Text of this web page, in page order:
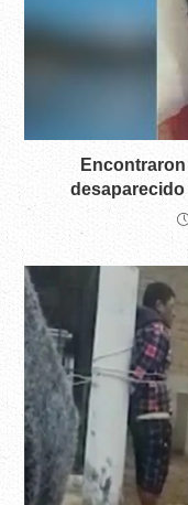
desaparecido